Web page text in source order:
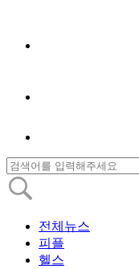
전체뉴스
피플
헬스